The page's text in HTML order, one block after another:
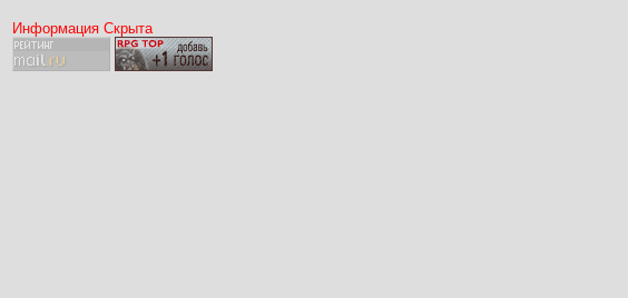
Информация Скрыта